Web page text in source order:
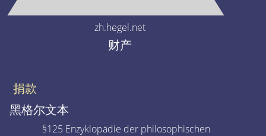
zh.hegel.net
财产
捐款
黑格尔文本
§125 Enzyklopädie der philosophischen